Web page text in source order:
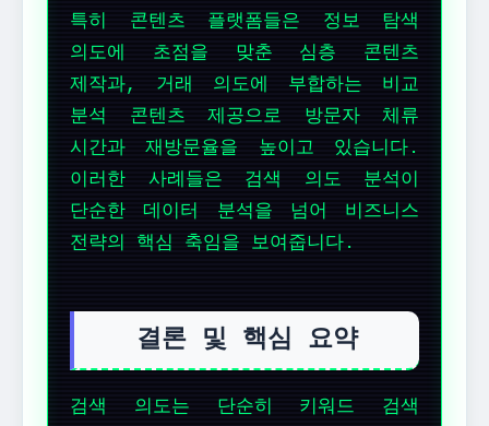
특히 콘텐츠 플랫폼들은 정보 탐색
의도에 초점을 맞춘 심층 콘텐츠
제작과, 거래 의도에 부합하는 비교
분석 콘텐츠 제공으로 방문자 체류
시간과 재방문율을 높이고 있습니다.
이러한 사례들은 검색 의도 분석이
단순한 데이터 분석을 넘어 비즈니스
전략의 핵심 축임을 보여줍니다.
결론 및 핵심 요약
검색 의도는 단순히 키워드 검색